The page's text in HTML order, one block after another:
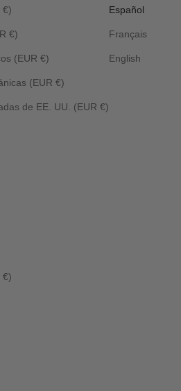
€)
€)
(EUR €)
(EUR €)
de EE. UU. (EUR €)
€)
Español
Français
English